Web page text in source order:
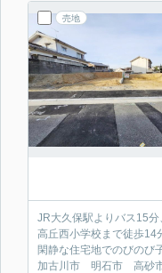
売地
JR大久保駅よりバス15分
高丘西小学校まで徒歩14
閑静な住宅地でのびのび
加古川市 明石市 高砂